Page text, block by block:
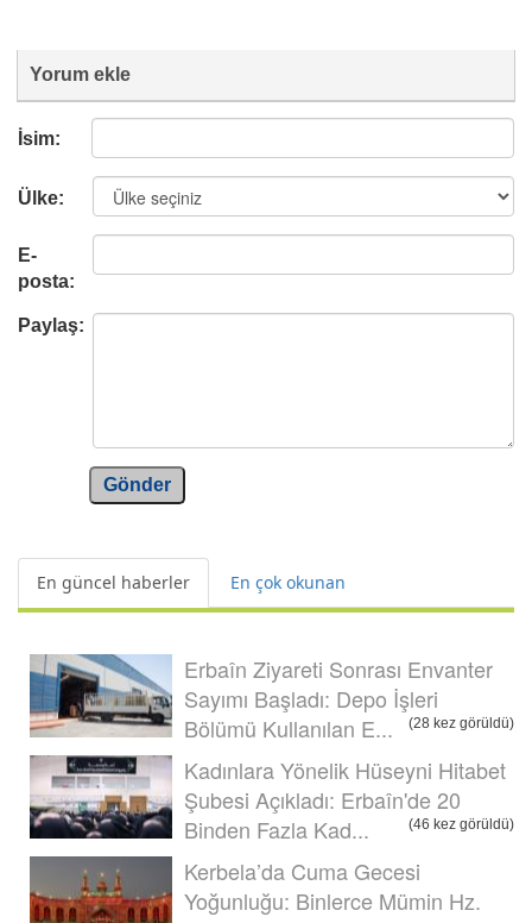
Yorum ekle
İsim:
Ülke:
E-
posta:
Paylaş:
Gönder
En güncel haberler En çok okunan
Erbaîn Ziyareti Sonrası Envanter
Sayımı Başladı: Depo İşleri
Bölümü Kullanılan E...
(28 kez görüldü)
Kadınlara Yönelik Hüseyni Hitabet
Şubesi Açıkladı: Erbaîn'de 20
Binden Fazla Kad...
(46 kez görüldü)
Kerbela’da Cuma Gecesi
Yoğunluğu: Binlerce Mümin Hz.